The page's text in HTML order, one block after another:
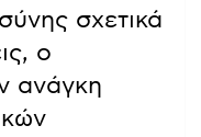
σχετικά
ο
ανάγκη